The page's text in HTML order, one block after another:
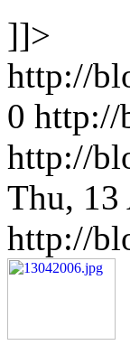
]]>
http://
0 http://
http://
Thu, 13
http://